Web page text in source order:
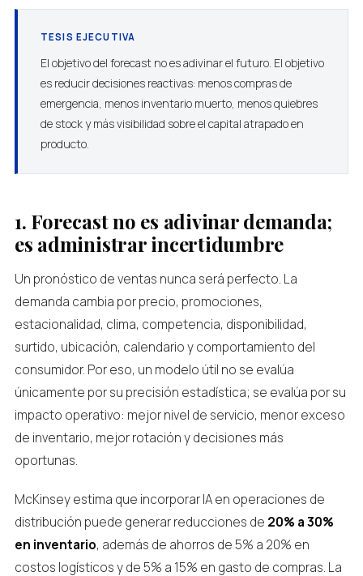
TESIS EJECUTIVA
El objetivo del forecast no es adivinar el futuro. El objetivo
es reducir decisiones reactivas: menos compras de
emergencia, menos inventario muerto, menos quiebres
de stock y más visibilidad sobre el capital atrapado en
producto.
1. Forecast no es adivinar demanda;
es administrar incertidumbre
Un pronóstico de ventas nunca será perfecto. La
demanda cambia por precio, promociones,
estacionalidad, clima, competencia, disponibilidad,
surtido, ubicación, calendario y comportamiento del
consumidor. Por eso, un modelo útil no se evalúa
únicamente por su precisión estadística; se evalúa por su
impacto operativo: mejor nivel de servicio, menor exceso
de inventario, mejor rotación y decisiones más
oportunas.
McKinsey estima que incorporar IA en operaciones de
distribución puede generar reducciones de 20% a 30%
en inventario, además de ahorros de 5% a 20% en
costos logísticos y de 5% a 15% en gasto de compras. La